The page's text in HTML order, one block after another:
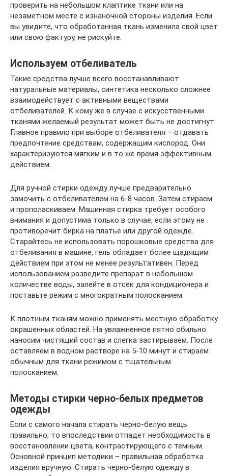
проверить на небольшом клаптике ткани или на
незаметном месте с изнаночной стороны изделия. Если
вы увидите, что обработанная ткань изменила свой цвет
или свою фактуру, не рискуйте.
Используем отбеливатель
Такие средства лучше всего восстанавливают
натуральные материалы, синтетика несколько сложнее
взаимодействует с активными веществами
отбеливателей. К кому же в случае с искусственными
тканями желаемый результат может быть не достигнут.
Главное правило при выборе отбеливателя – отдавать
предпочтение средствам, содержащим кислород. Они
характеризуются мягким и в то же время эффективным
действием.
Для ручной стирки одежду лучше предварительно
замочить с отбеливателем на 6-8 часов. Затем стираем
и прополаскиваем. Машинная стирка требует особого
внимания и допустима только в случае, если этому не
противоречит бирка на платье или другой одежде.
Старайтесь не использовать порошковые средства для
отбеливания в машине, гель обладает более щадящим
действием при этом не менее результативен. Перед
использованием разведите препарат в небольшом
количестве воды, залейте в отсек для кондиционера и
поставьте режим с многократным полосканием.
К плотным тканям можно применять местную обработку
окрашенных областей. На увлажненное пятно обильно
наносим чистящий состав и слегка застирываем. После
оставляем в водном растворе на 5-10 минут и стираем
обычным для ткани режимом с тщательным
полосканием.
Методы стирки черно-белых предметов
одежды
Если с самого начала стирать черно-белую вещь
правильно, то впоследствии отпадет необходимость в
восстановлении цвета, контрастирующего с темным.
Основной принцип методики – правильная обработка
изделия вручную. Стирать черно-белую одежду в